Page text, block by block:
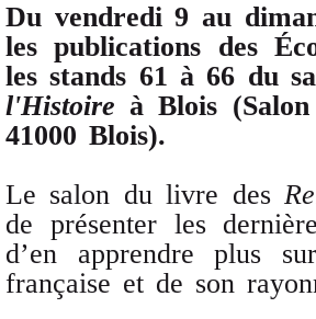
Du vendredi 9 au
les publications des
les stands 61 à 66 du
l'Histoire à Blois
41000 Blois).
Le salon du livre des
de présenter les
d’en apprendre plus
française et de son